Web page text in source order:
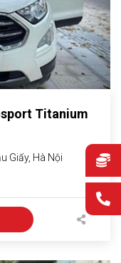
Titanium
Giấy, Hà Nội